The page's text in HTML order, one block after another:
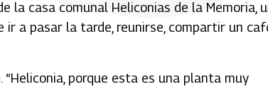
la casa comunal Heliconias de la Memoria,
ir a pasar la tarde, reunirse, compartir un
porque esta es una planta muy